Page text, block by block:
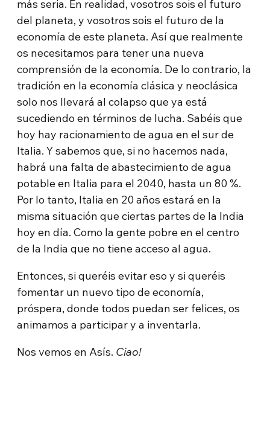
más seria. En realidad, vosotros sois el futuro
del planeta, y vosotros sois el futuro de la
economía de este planeta. Así que realmente
os necesitamos para tener una nueva
comprensión de la economía. De lo contrario, la
tradición en la economía clásica y neoclásica
solo nos llevará al colapso que ya está
sucediendo en términos de lucha. Sabéis que
hoy hay racionamiento de agua en el sur de
Italia. Y sabemos que, si no hacemos nada,
habrá una falta de abastecimiento de agua
potable en Italia para el 2040, hasta un 80 %.
Por lo tanto, Italia en 20 años estará en la
misma situación que ciertas partes de la India
hoy en día. Como la gente pobre en el centro
de la India que no tiene acceso al agua.
Entonces, si queréis evitar eso y si queréis
fomentar un nuevo tipo de economía,
próspera, donde todos puedan ser felices, os
animamos a participar y a inventarla.
Nos vemos en Asís. Ciao!